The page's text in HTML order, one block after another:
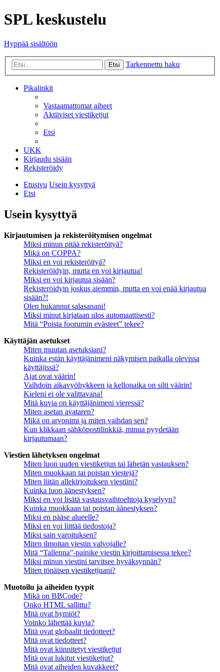
SPL keskustelu
Hyppää sisältöön
Etsi Tarkennettu haku
Pikalinkit
Vastaamattomat aiheet
Aktiiviset viestiketjut
Etsi
UKK
Kirjaudu sisään
Rekisteröidy
Etusivu Usein kysyttyä
Etsi
Usein kysyttyä
Kirjautumisen ja rekisteröitymisen ongelmat
Miksi minun pitää rekisteröityä?
Mikä on COPPA?
Miksi en voi rekisteröityä?
Rekisteröidyin, mutta en voi kirjautua!
Miksi en voi kirjautua sisään?
Rekisteröidyin joskus aiemmin, mutta en voi enää kirjautua
sisään?!
Olen hukannut salasanani!
Miksi minut kirjataan ulos automaattisesti?
Mitä “Poista foorumin evästeet” tekee?
Käyttäjän asetukset
Miten muutan asetuksiani?
Kuinka estän käyttäjänimeni näkymisen paikalla olevissa
käyttäjissä?
Ajat ovat väärin!
Vaihdoin aikavyöhykkeen ja kellonaika on silti väärin!
Kieleni ei ole valittavana!
Mitä kuvia on käyttäjänimeni vieressä?
Miten asetan avataren?
Mikä on arvonimi ja miten vaihdan sen?
Kun klikkaan sähköpostilinkkiä, minua pyydetään
kirjautumaan?
Viestien lähetyksen ongelmat
Miten luon uuden viestiketjun tai lähetän vastauksen?
Miten muokkaan tai poistan viestejä?
Miten liitän allekirjoituksen viestiini?
Kuinka luon äänestyksen?
Miksi en voi lisätä vastausvaihtoehtoja kyselyyn?
Kuinka muokkaan tai poistan äänestyksen?
Miksi en pääse alueelle?
Miksi en voi liittää tiedostoja?
Miksi sain varoituksen?
Miten ilmoitan viestin valvojalle?
Mitä “Tallenna”-painike viestin kirjoittamisessa tekee?
Miksi minun viestini tarvitsee hyväksynnän?
Miten tönäisen viestiketjuani?
Muotoilu ja aiheiden tyypit
Mikä on BBCode?
Onko HTML sallittu?
Mitä ovat hymiöt?
Voinko lähettää kuvia?
Mitä ovat globaalit tiedotteet?
Mitä ovat tiedotteet?
Mitä ovat kiinnitetyt viestiketjut
Mitä ovat lukitut viestiketjut?
Mitä ovat aiheiden kuvakkeet?